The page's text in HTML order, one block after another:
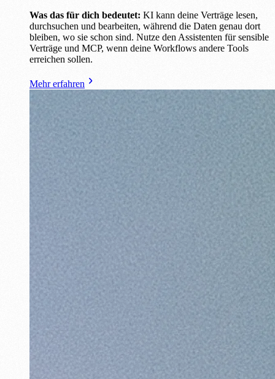
Was das für dich bedeutet: KI kann deine Verträge lesen,
durchsuchen und bearbeiten, während die Daten genau dort
bleiben, wo sie schon sind. Nutze den Assistenten für sensible
Verträge und MCP, wenn deine Workflows andere Tools
erreichen sollen.
Mehr erfahren